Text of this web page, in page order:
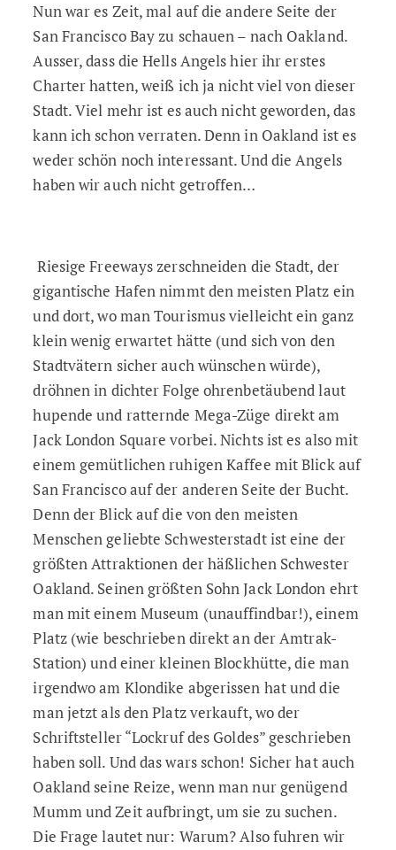
Nun war es Zeit, mal auf die andere Seite der
San Francisco Bay zu schauen – nach Oakland.
Ausser, dass die Hells Angels hier ihr erstes
Charter hatten, weiß ich ja nicht viel von dieser
Stadt. Viel mehr ist es auch nicht geworden, das
kann ich schon verraten. Denn in Oakland ist es
weder schön noch interessant. Und die Angels
haben wir auch nicht getroffen…
Riesige Freeways zerschneiden die Stadt, der
gigantische Hafen nimmt den meisten Platz ein
und dort, wo man Tourismus vielleicht ein ganz
klein wenig erwartet hätte (und sich von den
Stadtvätern sicher auch wünschen würde),
dröhnen in dichter Folge ohrenbetäubend laut
hupende und ratternde Mega-Züge direkt am
Jack London Square vorbei. Nichts ist es also mit
einem gemütlichen ruhigen Kaffee mit Blick auf
San Francisco auf der anderen Seite der Bucht.
Denn der Blick auf die von den meisten
Menschen geliebte Schwesterstadt ist eine der
größten Attraktionen der häßlichen Schwester
Oakland. Seinen größten Sohn Jack London ehrt
man mit einem Museum (unauffindbar!), einem
Platz (wie beschrieben direkt an der Amtrak-
Station) und einer kleinen Blockhütte, die man
irgendwo am Klondike abgerissen hat und die
man jetzt als den Platz verkauft, wo der
Schriftsteller “Lockruf des Goldes” geschrieben
haben soll. Und das wars schon! Sicher hat auch
Oakland seine Reize, wenn man nur genügend
Mumm und Zeit aufbringt, um sie zu suchen.
Die Frage lautet nur: Warum? Also fuhren wir